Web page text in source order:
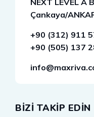
NEXT LEVEL A
Çankaya/
+90 (312) 911
+90 (505) 137
BİZİ TAKİP EDİN